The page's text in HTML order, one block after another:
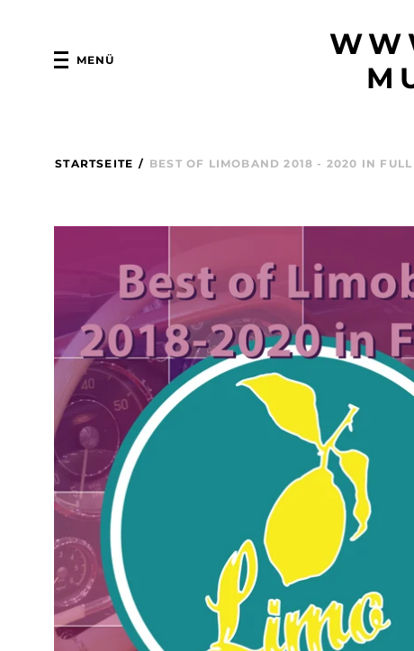
MENÜ
STARTSEITE / BEST OF LIMOBAND 2018 - 2020 IN